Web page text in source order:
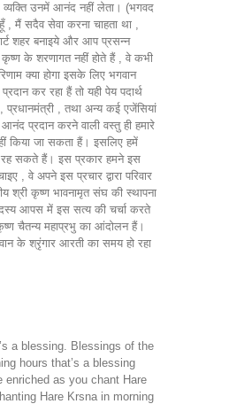
व्यक्ति उनमें आनंद नहीं लेता। (भगवद
, मैं सदैव सेवा करना चाहता था ,
शहर बनाइये और आप प्रसन्न
के शरणागत नहीं होते हैं , वे कभी
क्या होगा इसके लिए भगवान
कर रहा हैं तो यही पेय पदार्थ
, तथा अन्य कई एजेंसियां
प्रदान करने वाली वस्तु ही हमारे
जा सकता हैं। इसलिए हमें
रह सकते हैं। इस प्रकार हमने इस
अपने इस प्रचार द्वारा परिवार
श्री कृष्ण भावनामृत संघ की स्थापना
आपस में इस सत्य की चर्चा करते
चैतन्य महाप्रभु का आंदोलन हैं।
के श्रृंगार आरती का समय हो रहा
a blessing. Blessings of the
hours that’s a blessing
enriched as you chant Hare
Hare Krsna in morning